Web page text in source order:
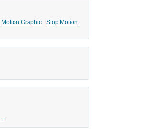
Motion Graphic
Stop Motion
...